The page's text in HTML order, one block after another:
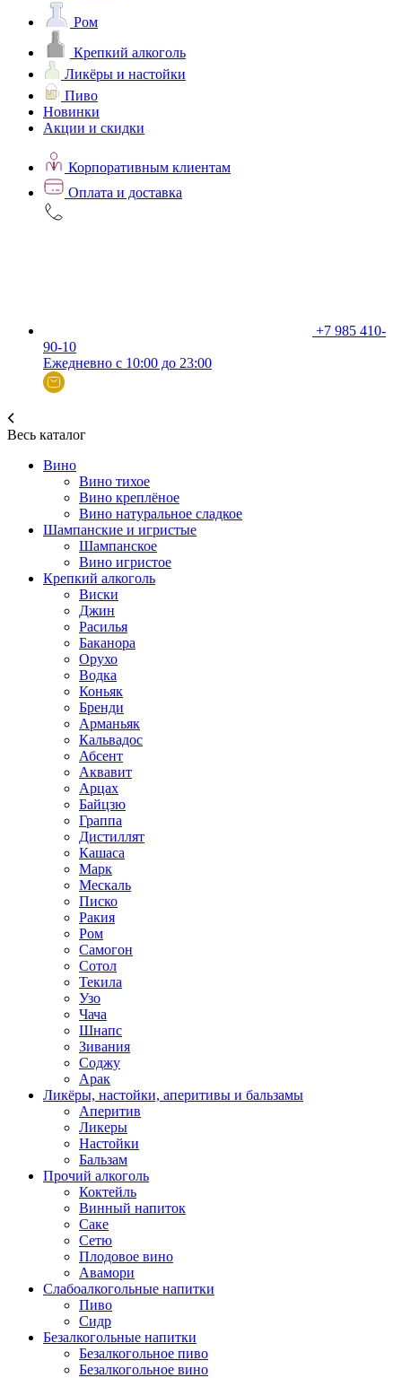
Ром
Крепкий алкоголь
Ликёры и настойки
Пиво
Новинки
Акции и скидки
Корпоративным клиентам
Оплата и доставка
+7 985 410-
90-10
Ежедневно с 10:00 до 23:00
Весь каталог
Вино
Вино тихое
Вино креплёное
Вино натуральное сладкое
Шампанские и игристые
Шампанское
Вино игристое
Крепкий алкоголь
Виски
Джин
Расилья
Баканора
Орухо
Водка
Коньяк
Бренди
Арманьяк
Кальвадос
Абсент
Аквавит
Арцах
Байцзю
Граппа
Дистиллят
Кашаса
Марк
Мескаль
Писко
Ракия
Ром
Самогон
Сотол
Текила
Узо
Чача
Шнапс
Зивания
Соджу
Арак
Ликёры, настойки, аперитивы и бальзамы
Аперитив
Ликеры
Настойки
Бальзам
Прочий алкоголь
Коктейль
Винный напиток
Саке
Сетю
Плодовое вино
Авамори
Слабоалкогольные напитки
Пиво
Сидр
Безалкогольные напитки
Безалкогольное пиво
Безалкогольное вино